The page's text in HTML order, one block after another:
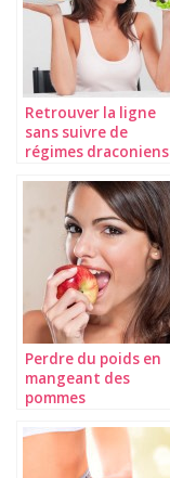
Retrouver la ligne
sans suivre de
régimes draconiens
Perdre du poids en
mangeant des
pommes